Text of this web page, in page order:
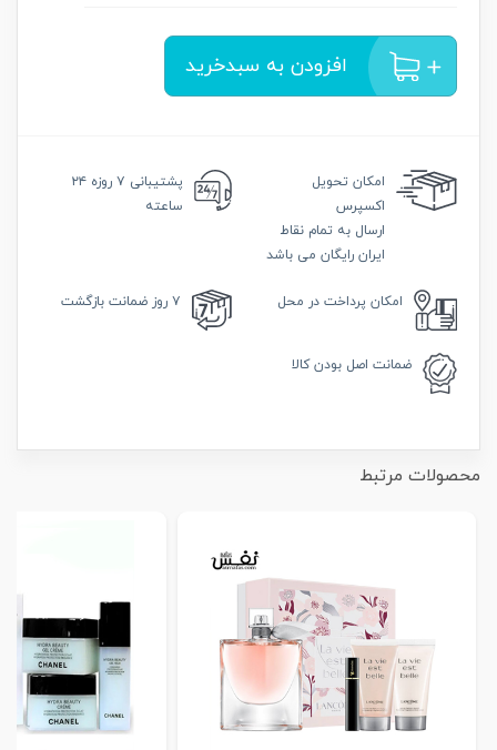
افزودن به سبدخرید
امکان تحویل
اکسپرس
ارسال به تمام نقاط
ایران رایگان می باشد
پشتیبانی
۷ روزه ۲۴
ساعته
امکان پرداخت در محل ۷ روز ضمانت بازگشت
ضمانت اصل بودن کالا
محصولات مرتبط